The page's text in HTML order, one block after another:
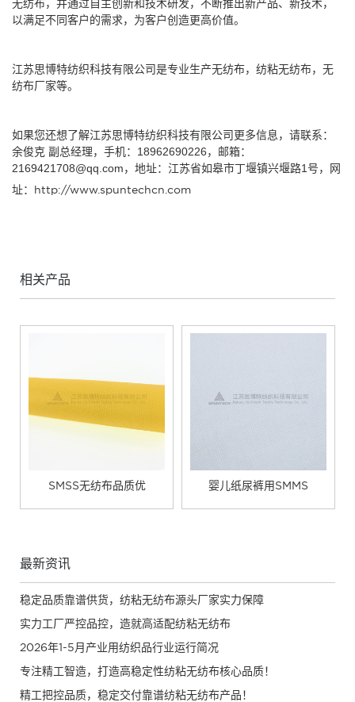
无纺布，并通过自主创新和技术研发，不断推出新产品、新技术，
以满足不同客户的需求，为客户创造更高价值。
江苏思博特纺织科技有限公司是专业生产无纺布， 纺粘无纺布， 无
纺布厂家等。
如果您还想了解江苏思博特纺织科技有限公司更多信息，请联系：
余俊克 副总经理，手机：18962690226，邮箱：
2169421708@qq.com，地址：江苏省如皋市丁堰镇兴堰路1号，网
址： http://www.spuntechcn.com
相关产品
SMSS无纺布品质优 婴儿纸尿裤用SMMS
最新资讯
稳定品质靠谱供货，纺粘无纺布源头厂家实力保障
实力工厂严控品控，造就高适配纺粘无纺布
2026年1-5月产业用纺织品行业运行简况
专注精工智造，打造高稳定性纺粘无纺布核心品质！
精工把控品质，稳定交付靠谱纺粘无纺布产品！